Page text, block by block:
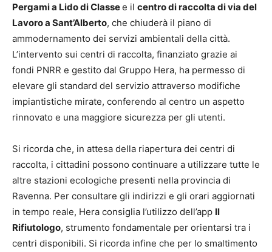
Pergami a Lido di Classee il centro di raccolta di via del
Lavoro a Sant’Alberto, che chiuderà il piano di
ammodernamento dei servizi ambientali della città.
L’intervento sui centri di raccolta, finanziato grazie ai
fondi PNRR e gestito dal Gruppo Hera, ha permesso di
elevare gli standard del servizio attraverso modifiche
impiantistiche mirate, conferendo al centro un aspetto
rinnovato e una maggiore sicurezza per gli utenti.
Si ricorda che, in attesa della riapertura dei centri di
raccolta, i cittadini possono continuare a utilizzare tutte le
altre stazioni ecologiche presenti nella provincia di
Ravenna. Per consultare gli indirizzi e gli orari aggiornati
in tempo reale, Hera consiglia l’utilizzo dell’app Il
Rifiutologo, strumento fondamentale per orientarsi tra i
centri disponibili. Si ricorda infine che per lo smaltimento